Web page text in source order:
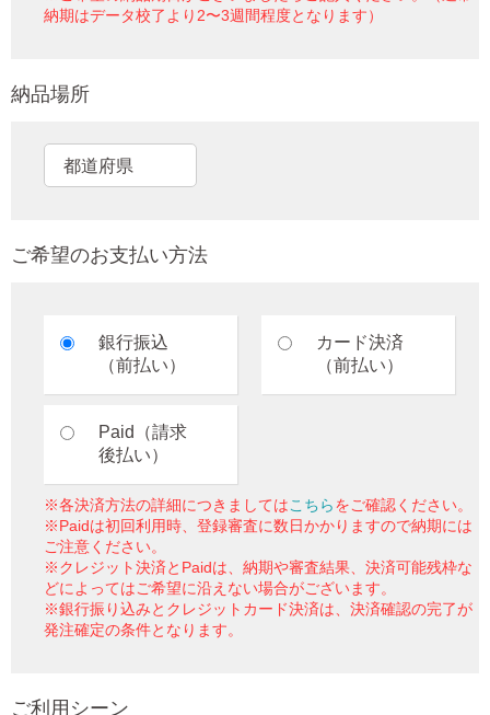
納期はデータ校了より2〜3週間程度となります）
納品場所
ご希望のお支払い方法
銀行振込
（前払い）
カード決済
（前払い）
Paid（請求
後払い）
※各決済方法の詳細につきましてはこちらをご確認ください。
※Paidは初回利用時、登録審査に数日かかりますので納期には
ご注意ください。
※クレジット決済とPaidは、納期や審査結果、決済可能残枠な
どによってはご希望に沿えない場合がございます。
※銀行振り込みとクレジットカード決済は、決済確認の完了が
発注確定の条件となります。
ご利用シーン